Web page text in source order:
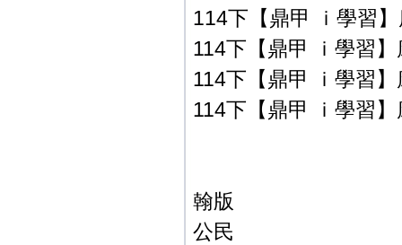
114下【鼎甲 ｉ學習
114下【鼎甲 ｉ學習
114下【鼎甲 ｉ學習
114下【鼎甲 ｉ學習
翰版
公民